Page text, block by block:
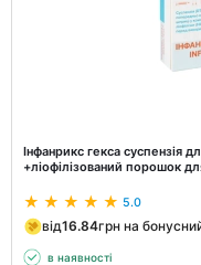
Інфанрикс гекса суспензія
+ліофілізований порошок
5.0
від16.84грн на
в наявності